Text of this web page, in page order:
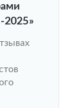
2025»